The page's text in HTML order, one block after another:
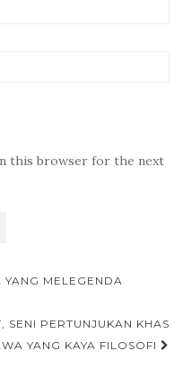
in this browser for the next
MELEGENDA
SENI PERTUNJUKAN KHAS
YANG KAYA FILOSOFI